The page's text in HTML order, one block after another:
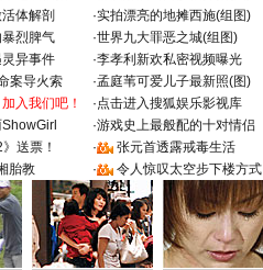
体解剖 ·实拍漂亮的地摊西施(组图)
烈脾气 ·世界九大罪恶之城(组图)
异事件 ·李孝利新欢私密视频曝光
案导火索 ·孟庭苇可爱儿子最新照(图)
入我们吧！ ·点击进入搜狐娱乐影视库
·游戏史上最般配的十对情侣
》送票！ ·
张元首透露戒毒生活
胎教 · 令人惊叹太空步下楼方式